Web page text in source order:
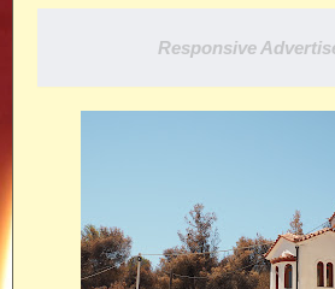
Responsive